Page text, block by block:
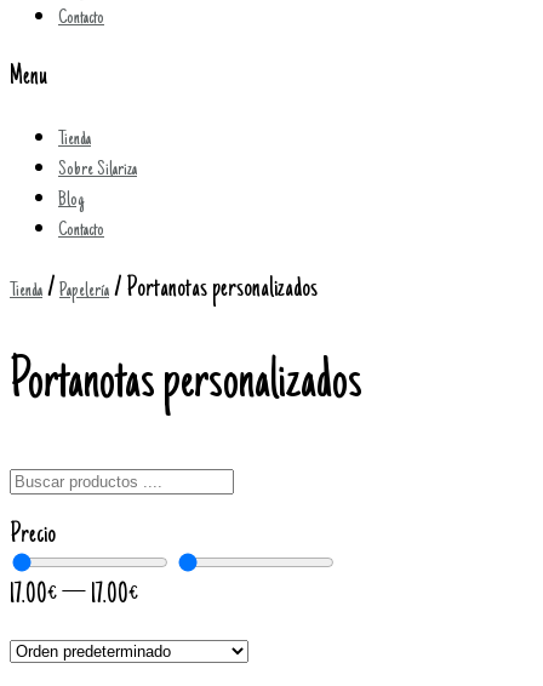
Contacto
Menu
Tienda
Sobre Silariza
Blog
Contacto
Tienda / Papelería / Portanotas personalizados
Portanotas personalizados
Precio
17.00€— 17.00€